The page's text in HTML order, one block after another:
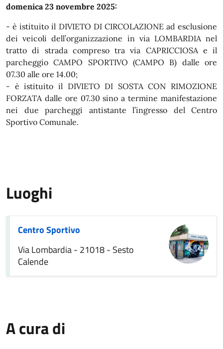
domenica 23 novembre 2025:
- è istituito il DIVIETO DI CIRCOLAZIONE ad esclusione
dei veicoli dell’organizzazione in via LOMBARDIA nel
tratto di strada compreso tra via CAPRICCIOSA e il
parcheggio CAMPO SPORTIVO (CAMPO B) dalle ore
07.30 alle ore 14.00;
- è istituito il DIVIETO DI SOSTA CON RIMOZIONE
FORZATA dalle ore 07.30 sino a termine manifestazione
nei due parcheggi antistante l’ingresso del Centro
Sportivo Comunale.
Luoghi
Centro Sportivo
Via Lombardia - 21018 - Sesto
Calende
A cura di